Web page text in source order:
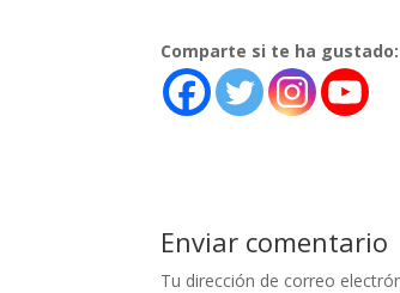
Comparte si te ha gustado:
Enviar comentario
Tu dirección de correo